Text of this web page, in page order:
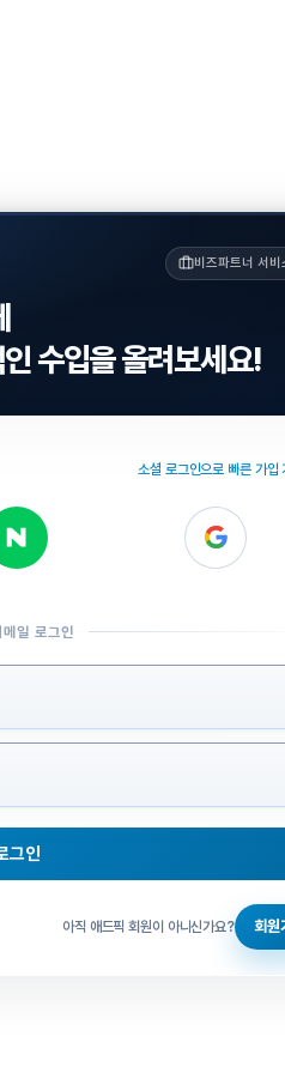
비즈파트너 서비
수입을 올려보세요!
소셜 로그인으로 빠른 가입
메일 로그인
그인
아직 애드픽 회원이 아니신가요? 회원